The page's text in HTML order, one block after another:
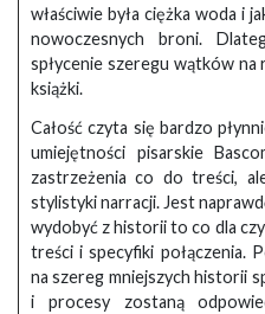
właściwie była ciężka woda i
nowoczesnych broni.
spłycenie szeregu wątków na
książki.
Całość czyta się bardzo
umiejętności pisarskie
zastrzeżenia co do treści,
stylistyki narracji. Jest
wydobyć z historii to co dla
treści i specyfiki połączenia.
na szereg mniejszych historii
i procesy zostaną